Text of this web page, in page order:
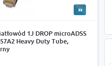
1J DROP microADSS
Heavy Duty Tube,